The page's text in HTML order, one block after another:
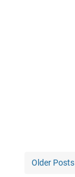
Older Posts